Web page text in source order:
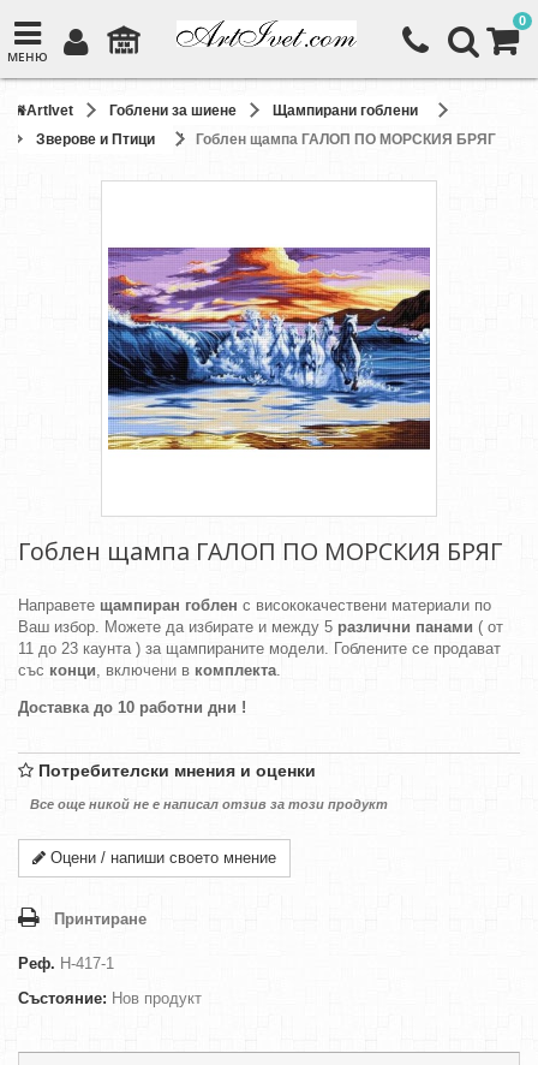
МЕНЮ
0
ArtIvet Гоблени за шиене
Щампирани гоблени
Зверове и Птици
Гоблен щампа ГАЛОП ПО МОРСКИЯ БРЯГ
Гоблен щампа ГАЛОП ПО МОРСКИЯ БРЯГ
Направете щампиран гоблен с висококачествени материали по
Ваш избор. Можете да избирате и между 5 различни панами ( от
11 до 23 каунта ) за щампираните модели. Гоблените се продават
със конци, включени в комплекта.
Доставка до 10 работни дни !
Потребителски мнения и оценки
Все още никой не е написал отзив за този продукт
Оцени / напиши своето мнение
Принтиране
Реф. H-417-1
Състояние: Нов продукт